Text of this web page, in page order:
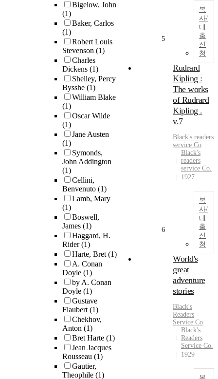
Bigelow, John
(1)
Baker, Carlos
(1)
Robert Louis
Stevenson (1)
Charles
Dickens (1)
Shelley, Percy
Bysshe (1)
William Blake
(1)
Oscar Wilde
(1)
Jane Austen
(1)
Symonds,
John Addington
(1)
Cellini,
Benvenuto (1)
Lamb, Mary
(1)
Boswell,
James (1)
Haggard, H.
Rider(1)
Harte, Bret(1)
A. Conan
Doyle (1)
by A. Conan
Doyle (1)
Gustave
Flaubert(1)
Chekhov,
Anton (1)
Bret Harte (1)
Jean Jacques
Rousseau (1)
Gautier,
Theophile (1)
복
사/
대
출
신
청
5
Rudrard
Kipling :
The works
of Rudrard
Kipling .
v.7
Black's readers
service Co
Black's
readers
service Co.
1927
복
사/
대
출
신
청
6
World's
great
adventure
stories
Black's
Readers
Service Co
Black's
Readers
Service Co.
1929